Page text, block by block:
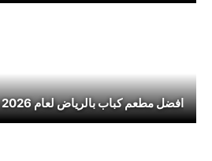
افضل مطعم كباب بالرياض لعام 2026 (تحديث)